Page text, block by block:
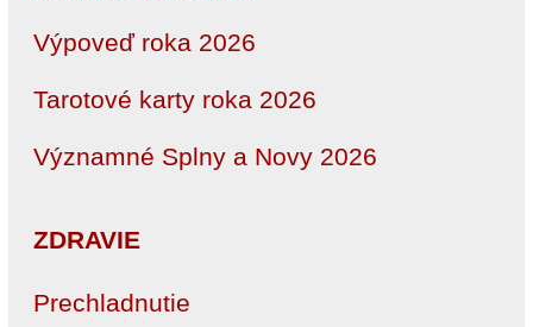
Výpoveď roka 2026
Tarotové karty roka 2026
Významné Splny a Novy 2026
ZDRAVIE
Prechladnutie